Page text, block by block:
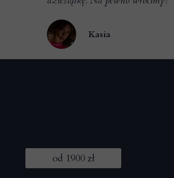
Kasia
od 1900 zł